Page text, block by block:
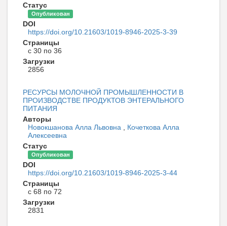
Статус
Опубликован
DOI
https://doi.org/10.21603/1019-8946-2025-3-39
Страницы
с 30 по 36
Загрузки
2856
РЕСУРСЫ МОЛОЧНОЙ ПРОМЫШЛЕННОСТИ В
ПРОИЗВОДСТВЕ ПРОДУКТОВ ЭНТЕРАЛЬНОГО
ПИТАНИЯ
Авторы
Новокшанова Алла Львовна
Кочеткова Алла
Алексеевна
Статус
Опубликован
DOI
https://doi.org/10.21603/1019-8946-2025-3-44
Страницы
с 68 по 72
Загрузки
2831